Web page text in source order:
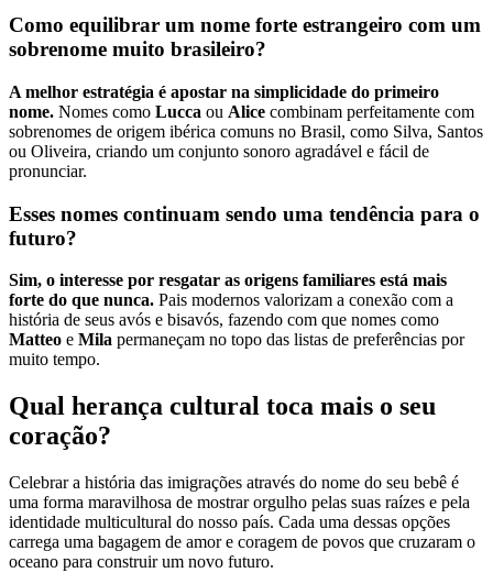
Como equilibrar um nome forte estrangeiro com um
sobrenome muito brasileiro?
A melhor estratégia é apostar na simplicidade do primeiro
nome. Nomes como Lucca ou Alice combinam perfeitamente com
sobrenomes de origem ibérica comuns no Brasil, como Silva, Santos
ou Oliveira, criando um conjunto sonoro agradável e fácil de
pronunciar.
Esses nomes continuam sendo uma tendência para o
futuro?
Sim, o interesse por resgatar as origens familiares está mais
forte do que nunca. Pais modernos valorizam a conexão com a
história de seus avós e bisavós, fazendo com que nomes como
Matteo e Mila permaneçam no topo das listas de preferências por
muito tempo.
Qual herança cultural toca mais o seu
coração?
Celebrar a história das imigrações através do nome do seu bebê é
uma forma maravilhosa de mostrar orgulho pelas suas raízes e pela
identidade multicultural do nosso país. Cada uma dessas opções
carrega uma bagagem de amor e coragem de povos que cruzaram o
oceano para construir um novo futuro.